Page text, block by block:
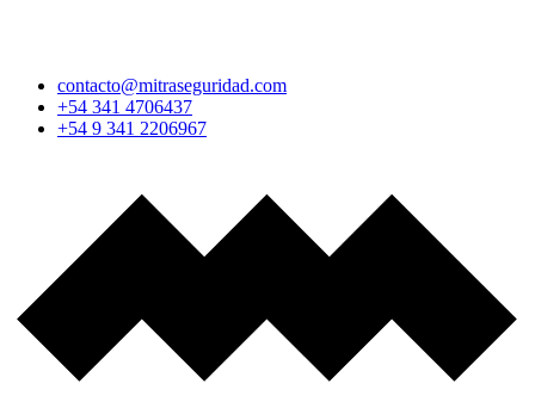
contacto@mitraseguridad.com
+54 341 4706437
+54 9 341 2206967